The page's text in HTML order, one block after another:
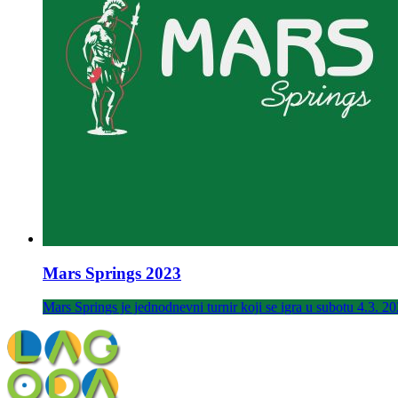
Mars Springs 2023
Mars Springs je jednodnevni turnir koji se igra u subotu 4.3.